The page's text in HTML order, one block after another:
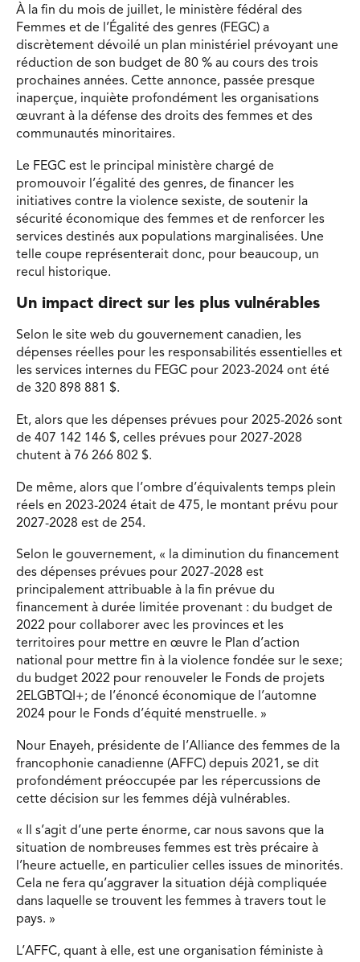
À la fin du mois de juillet, le ministère fédéral des
Femmes et de l’Égalité des genres (FEGC) a
discrètement dévoilé un plan ministériel prévoyant une
réduction de son budget de 80 % au cours des trois
prochaines années. Cette annonce, passée presque
inaperçue, inquiète profondément les organisations
œuvrant à la défense des droits des femmes et des
communautés minoritaires.
Le FEGC est le principal ministère chargé de
promouvoir l’égalité des genres, de financer les
initiatives contre la violence sexiste, de soutenir la
sécurité économique des femmes et de renforcer les
services destinés aux populations marginalisées. Une
telle coupe représenterait donc, pour beaucoup, un
recul historique.
Un impact direct sur les plus vulnérables
Selon le site web du gouvernement canadien, les
dépenses réelles pour les responsabilités essentielles et
les services internes du FEGC pour 2023-2024 ont été
de 320 898 881 $.
Et, alors que les dépenses prévues pour 2025-2026 sont
de 407 142 146 $, celles prévues pour 2027-2028
chutent à 76 266 802 $.
De même, alors que l’ombre d’équivalents temps plein
réels en 2023-2024 était de 475, le montant prévu pour
2027-2028 est de 254.
Selon le gouvernement, « la diminution du financement
des dépenses prévues pour 2027-2028 est
principalement attribuable à la fin prévue du
financement à durée limitée provenant : du budget de
2022 pour collaborer avec les provinces et les
territoires pour mettre en œuvre le Plan d’action
national pour mettre fin à la violence fondée sur le sexe;
du budget 2022 pour renouveler le Fonds de projets
2ELGBTQI+; de l’énoncé économique de l’automne
2024 pour le Fonds d’équité menstruelle. »
Nour Enayeh, présidente de l’Alliance des femmes de la
francophonie canadienne (AFFC) depuis 2021, se dit
profondément préoccupée par les répercussions de
cette décision sur les femmes déjà vulnérables.
« Il s’agit d’une perte énorme, car nous savons que la
situation de nombreuses femmes est très précaire à
l’heure actuelle, en particulier celles issues de minorités.
Cela ne fera qu’aggraver la situation déjà compliquée
dans laquelle se trouvent les femmes à travers tout le
pays. »
L’AFFC, quant à elle, est une organisation féministe à